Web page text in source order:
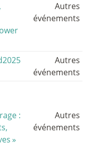
Autres
événements
Autres
événements
:
»
Autres
événements